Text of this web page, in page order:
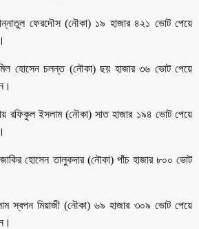
ফেরদৌস (নৌকা) ১৯ হাজার ৪২১ ভোট পেয়ে
হোসেন চলন্ত (নৌকা) ছয় হাজার ৩৬ ভোট পেয়ে
রফিকুল ইসলাম (নৌকা) সাত হাজার ১৯৪ ভোট পেয়ে
হোসেন তালুকদার (নৌকা) পাঁচ হাজার ৮০০ ভোট
স্বপন মিয়াজী (নৌকা) ৬৯ হাজার ৩০৯ ভোট পেয়ে